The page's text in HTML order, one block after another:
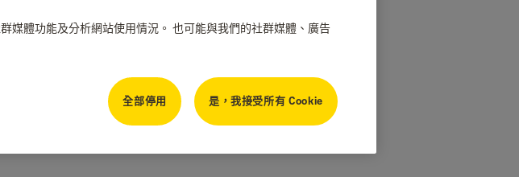
媒體功能及分析網站使用情況。 也可能與我們的社群媒體、廣告
全部停用 是，我接受所有 Cookie